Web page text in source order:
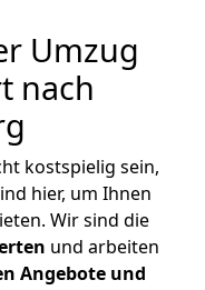
Umzug
nach
kostspielig sein,
hier, um Ihnen
Wir sind die
und arbeiten
Angebote und